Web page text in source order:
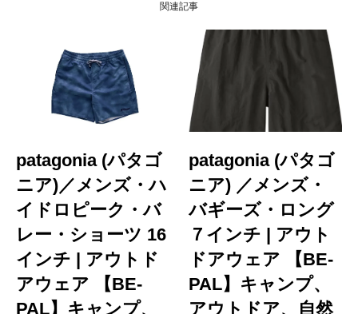
関連記事
patagonia (パタゴ
ニア)／メンズ・ハ
イドロピーク・バ
レー・ショーツ 16
インチ | アウトド
アウェア 【BE-
PAL】キャンプ、
patagonia (パタゴ
ニア) ／メンズ・
バギーズ・ロング
７インチ | アウト
ドアウェア 【BE-
PAL】キャンプ、
アウトドア、自然